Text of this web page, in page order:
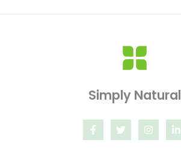
Simply Natural